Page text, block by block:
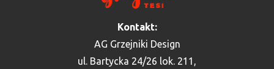
Kontakt:
AG Grzejniki Design
ul. Bartycka 24/26 lok. 211,